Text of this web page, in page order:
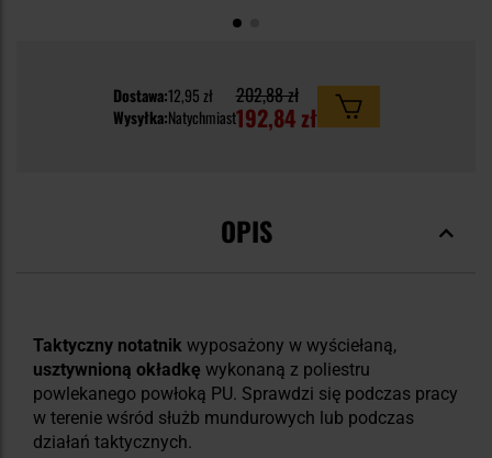
Dostawa:12,95 zł
Wysyłka:Natychmiast
202,88 zł
192,84 zł
OPIS
Taktyczny notatnik wyposażony w wyściełaną,
usztywnioną okładkę wykonaną z poliestru
powlekanego powłoką PU. Sprawdzi się podczas pracy
w terenie wśród służb mundurowych lub podczas
działań taktycznych.